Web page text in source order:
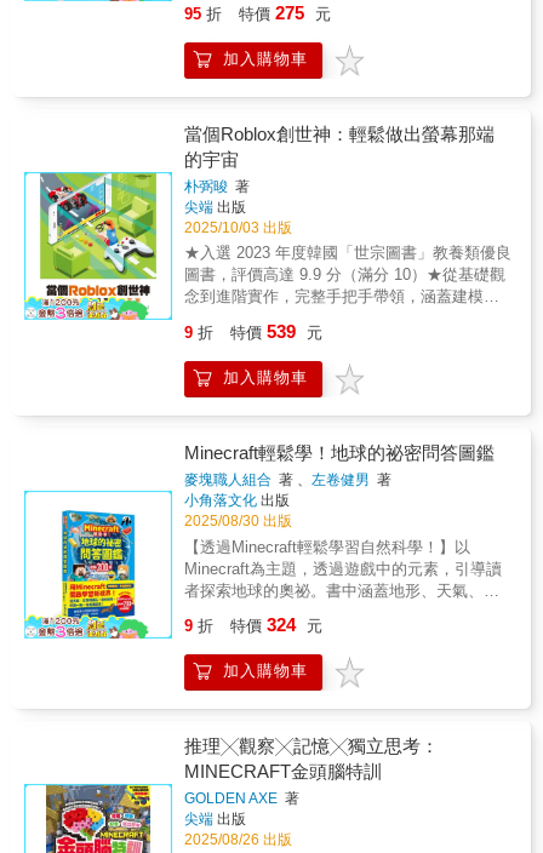
讓你的遊戲體驗瞬間升級！實用自動化： 告別
手動操作！學會建造「自動甘蔗收割機」和
「瞬間提升力量！打造一台即時裝備機器」，
的「音樂盒」，或是用物品來呈現的「老虎
機」，讓你的基地充滿樂趣。酷炫結構美學：
讓你的建築充滿未來感！親手打造一扇開啟方
式很酷的「鐵捲門」、會自動從牆壁出現的
「隱藏樓梯」、甚至是一架可以實際乘坐的
「飛行器」！從紅石的基礎知識（如紅石中繼
器、紅石比較器）到各種進階裝置的應用，這
本書將是你成為 MINECRAFT 世界紅石大師的
最佳指引！
概念，讓小朋友和安妮亞等漫畫角色一起接觸
神奇的電腦世界，為將來打下良好的基礎！首
刷附錄造型尺 約17*5cm PET
95 折 特價 275 元
加入購物車
當個Roblox創世神：輕鬆做出螢幕那端
的宇宙
朴弼晙 著
尖端 出版
2025/10/03 出版
★入選 2023 年度韓國「世宗圖書」教養類優良
圖書，評價高達 9.9 分（滿分 10）★從基礎觀
念到進階實作，完整手把手帶領，涵蓋建模、
特別收錄韓國熱度小遊戲案例，如「木槿花開
了」「椪糖跑酷」「墊腳石橋」等，讓學習更
貼近潮流《當個Roblox創世神：輕鬆做出螢幕
或淺嚐即止的指引，本書不僅詳解基礎知識，
更將進階內容拆解為清晰步驟，從零開始逐步
帶你完成。無論是建構 3D 場景、撰寫 Lua 程
式、製作互動功能，甚至到遊戲的發布與營利
化，都有完整的示範與範例。讀者將能在學習
的過程中，不僅理解「怎麼做」，更能掌握
「為什麼要這樣做」。【對讀者的助益】奠定
穩固基礎：從帳號建立、Studio安裝到程式語
法，逐步講解，不怕沒基礎。強化邏輯思維：
模仿，而是理解。無痛進階：即使是排行榜、
道具裝備、相機視角調整等進階功能，也都有
詳細教學。實戰案例啟發：透過迷你遊戲專
案，將學到的技術應用於實際作品，收穫成就
感。延伸未來創作力：累積基礎後，更容易自
行發想，創造屬於你的獨特遊戲宇宙。✍️ 責任
編輯推薦文在我參與編輯《Roblox官方授權完
全攻略：開發遊戲聖典24Hours就能學會》時，
我深刻感受到這本官方攻略的魅力：它以歐美
9 折 特價 539 元
加入購物車
Minecraft輕鬆學！地球的祕密問答圖鑑
麥塊職人組合 著 、左卷健男 著
小角落文化 出版
2025/08/30 出版
【透過Minecraft輕鬆學習自然科學！】以
Minecraft為主題，透過遊戲中的元素，引導讀
者探索地球的奧祕。書中涵蓋地形、天氣、動
將遊戲中的知識與現實世界連結。全書收錄了
200道三選一的問答題，設計活潑有趣，適合小
學生及對自然科學有興趣的讀者。【知識學習
上，建議9歲以下親子共讀或教師導讀◎教育議
題：戶外教育◎學習領域：自然科學
9 折 特價 324 元
加入購物車
推理╳觀察╳記憶╳獨立思考：
MINECRAFT金頭腦特訓
GOLDEN AXE 著
尖端 出版
2025/08/26 出版